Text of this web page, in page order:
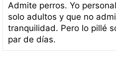
Admite perros. Yo
solo adultos y que no
tranquilidad. Pero lo pillé
par de días.